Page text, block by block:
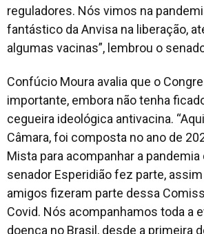
reguladores. Nós vimos na
fantástico da Anvisa na liberação,
algumas vacinas”, lembrou o
Confúcio Moura avalia que o
importante, embora não tenha
cegueira ideológica antivacina. “
Câmara, foi composta no ano de
Mista para acompanhar a pandemia
senador Esperidião fez parte,
amigos fizeram parte dessa
Covid. Nós acompanhamos toda a
doença no Brasil, desde a primeira